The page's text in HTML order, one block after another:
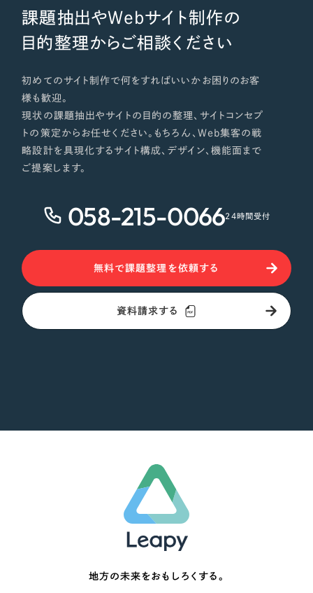
課題抽出やWebサイト制作の
目的整理からご相談ください
初めてのサイト制作で何をすればいいかお困りのお客
様も歓迎。
現状の課題抽出やサイトの目的の整理、サイトコンセプ
トの策定からお任せください。もちろん、Web集客の戦
略設計を具現化するサイト構成、デザイン、機能面まで
ご提案します。
058-215-006624時間受付
無料で課題整理を依頼する
資料請求する
地方の未来をおもしろくする。